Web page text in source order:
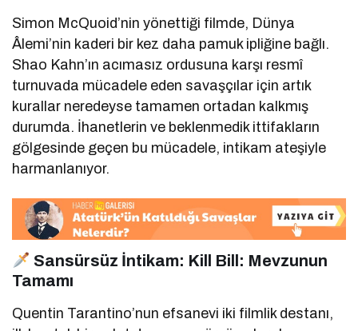
Simon McQuoid’nin yönettiği filmde, Dünya
Âlemi’nin kaderi bir kez daha pamuk ipliğine bağlı.
Shao Kahn’ın acımasız ordusuna karşı resmî
turnuvada mücadele eden savaşçılar için artık
kurallar neredeyse tamamen ortadan kalkmış
durumda. İhanetlerin ve beklenmedik ittifakların
gölgesinde geçen bu mücadele, intikam ateşiyle
harmanlanıyor.
Sansürsüz İntikam: Kill Bill: Mevzunun
Tamamı
Quentin Tarantino’nun efsanevi iki filmlik destanı,